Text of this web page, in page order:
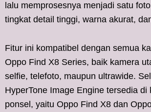
lalu memprosesnya menjadi satu
tingkat detail tinggi, warna akurat,
Fitur ini kompatibel dengan semua
Oppo Find X8 Series, baik kamera
selfie, telefoto, maupun ultrawide.
HyperTone Image Engine tersedia di
ponsel, yaitu Oppo Find X8 dan